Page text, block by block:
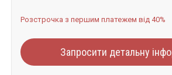
Розстрочка з першим платежем від 40%
Запросити детальну